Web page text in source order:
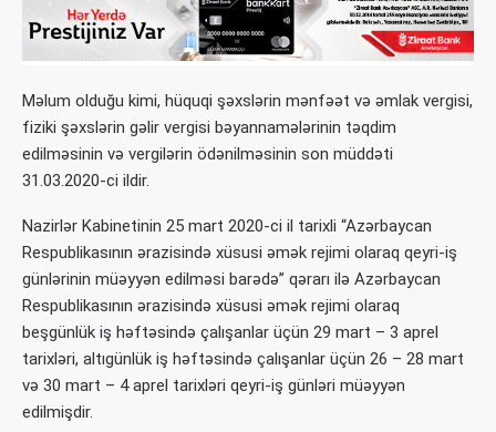
Məlum olduğu kimi, hüquqi şəxslərin mənfəət və əmlak vergisi,
fiziki şəxslərin gəlir vergisi bəyannamələrinin təqdim
edilməsinin və vergilərin ödənilməsinin son müddəti
31.03.2020-ci ildir.
Nazirlər Kabinetinin 25 mart 2020-ci il tarixli “Azərbaycan
Respublikasının ərazisində xüsusi əmək rejimi olaraq qeyri-iş
günlərinin müəyyən edilməsi barədə” qərarı ilə Azərbaycan
Respublikasının ərazisində xüsusi əmək rejimi olaraq
beşgünlük iş həftəsində çalışanlar üçün 29 mart – 3 aprel
tarixləri, altıgünlük iş həftəsində çalışanlar üçün 26 – 28 mart
və 30 mart – 4 aprel tarixləri qeyri-iş günləri müəyyən
edilmişdir.